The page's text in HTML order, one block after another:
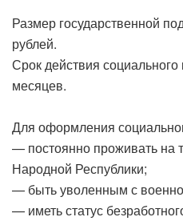
Размер государственной
рублей.
Срок действия
месяцев.
Для оформления
— постоянно проживать на
Народной Республики;
— быть уволенным с
— иметь статус